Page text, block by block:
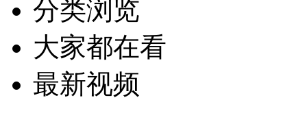
分类浏览
大家都在看
最新视频